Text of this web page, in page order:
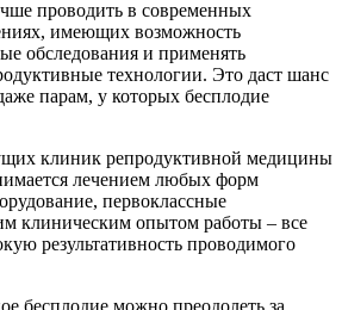
проводить в современных
имеющих возможность
обследования и применять
технологии. Это даст шанс
парам, у которых бесплодие
клиник репродуктивной медицины
лечением любых форм
первоклассные
клиническим опытом работы – все
результативность проводимого